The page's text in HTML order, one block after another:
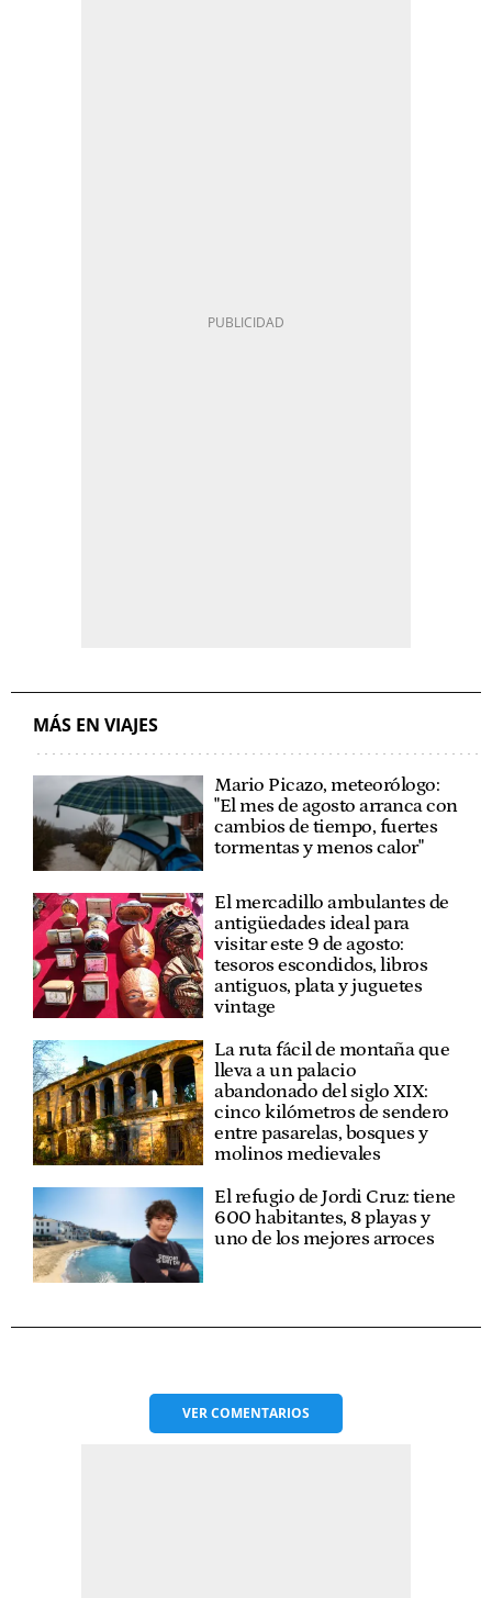
MÁS EN VIAJES
Mario Picazo, meteorólogo:
"El mes de agosto arranca con
cambios de tiempo, fuertes
tormentas y menos calor"
El mercadillo ambulantes de
antigüedades ideal para
visitar este 9 de agosto:
tesoros escondidos, libros
antiguos, plata y juguetes
vintage
La ruta fácil de montaña que
lleva a un palacio
abandonado del siglo XIX:
cinco kilómetros de sendero
entre pasarelas, bosques y
molinos medievales
El refugio de Jordi Cruz: tiene
600 habitantes, 8 playas y
uno de los mejores arroces
VERCOMENTARIOS